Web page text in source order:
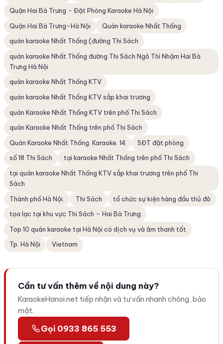
Quận Hai Bà Trưng - Đặt Phòng Karaoke Hà Nội
Quận Hai Bà Trưng-Hà Nội
Quán karaoke Nhất Thống
quán karaoke Nhất Thống (đường Thi Sách
quán karaoke Nhất Thống đường Thi Sách Ngô Thì Nhậm Hai Bà
Trưng Hà Nội
quán karaoke Nhất Thống KTV
quán karaoke Nhất Thống KTV sắp khai trương
quán Karaoke Nhất Thống KTV trên phố Thi Sách
quán Karaoke Nhất Thống trên phố Thi Sách
Quán Karaoke Nhất Thống. Karaoke. 14
SĐT đặt phòng
số 18 Thi Sách
tại karaoke Nhất Thống trên phố Thi Sách
tại quán karaoke Nhất Thống KTV sắp khai trương trên phố Thi
Sách
Thành phố Hà Nội.
Thi Sách
tổ chức sự kiện hàng đầu thủ đô
tọa lạc tại khu vực Thi Sách – Hai Bà Trưng
Top 10 quán karaoke tại Hà Nội có dịch vụ và âm thanh tốt
Tp. Hà Nội
Vietnam
Cần tư vấn thêm về nội dung này?
KaraokeHanoi.net tiếp nhận và tư vấn nhanh chóng, bảo
mật.
Gọi 0933 865 553